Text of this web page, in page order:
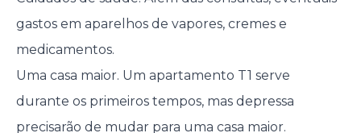
gastos em aparelhos de vapores, cremes e
medicamentos.
Uma casa maior. Um apartamento T1 serve
durante os primeiros tempos, mas depressa
precisarão de mudar para uma casa maior.